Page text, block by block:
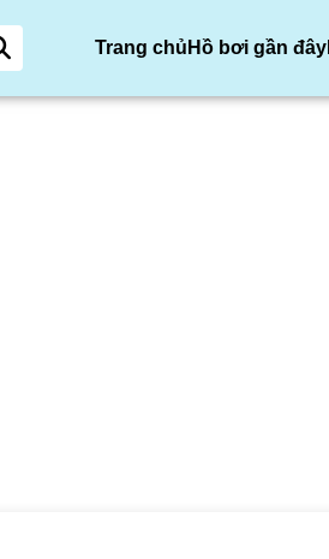
Trang chủ Hồ bơi gần đây